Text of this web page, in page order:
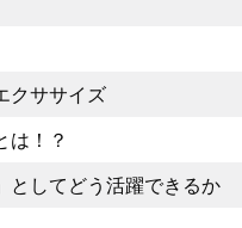
クササイズ
とは！？
としてどう活躍できるか